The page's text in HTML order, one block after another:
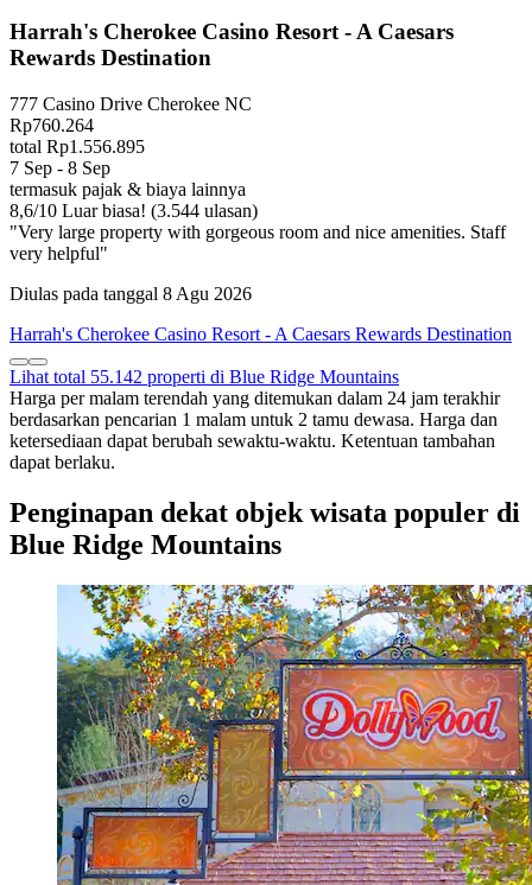
Harrah's Cherokee Casino Resort - A Caesars
Rewards Destination
777 Casino Drive Cherokee NC
Rp760.264
total Rp1.556.895
7 Sep - 8 Sep
termasuk pajak & biaya lainnya
8,6/10 Luar biasa! (3.544 ulasan)
"Very large property with gorgeous room and nice amenities. Staff
very helpful"
Diulas pada tanggal 8 Agu 2026
Harrah's Cherokee Casino Resort - A Caesars Rewards Destination
Lihat total 55.142 properti di Blue Ridge Mountains
Harga per malam terendah yang ditemukan dalam 24 jam terakhir
berdasarkan pencarian 1 malam untuk 2 tamu dewasa. Harga dan
ketersediaan dapat berubah sewaktu-waktu. Ketentuan tambahan
dapat berlaku.
Penginapan dekat objek wisata populer di
Blue Ridge Mountains